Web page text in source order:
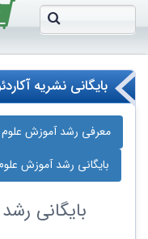
بایگانی نشریه
معرفی رشد آموزش علوم
بایگانی رشد آموزش
بایگانی